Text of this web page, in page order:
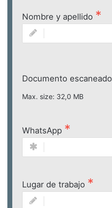
Nombre y apellido
Documento escaneado
Max. size: 32,0 MB
WhatsApp
Lugar de trabajo